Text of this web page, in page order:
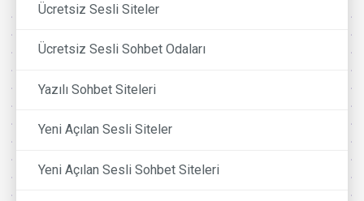
Ücretsiz Sesli Siteler
Ücretsiz Sesli Sohbet Odaları
Yazılı Sohbet Siteleri
Yeni Açılan Sesli Siteler
Yeni Açılan Sesli Sohbet Siteleri